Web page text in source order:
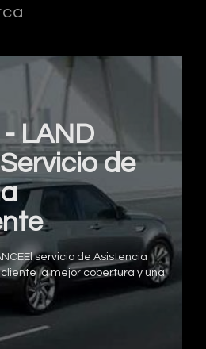
LAND
de
servicio de Asistencia
la mejor cobertura y una